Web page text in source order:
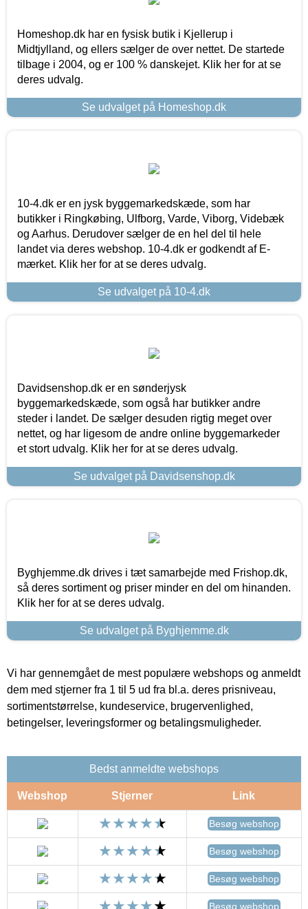
Homeshop.dk har en fysisk butik i Kjellerup i
Midtjylland, og ellers sælger de over nettet. De startede
tilbage i 2004, og er 100 % danskejet. Klik her for at se
deres udvalg.
Se udvalget på Homeshop.dk
10-4.dk er en jysk byggemarkedskæde, som har
butikker i Ringkøbing, Ulfborg, Varde, Viborg, Videbæk
og Aarhus. Derudover sælger de en hel del til hele
landet via deres webshop. 10-4.dk er godkendt af E-
mærket. Klik her for at se deres udvalg.
Se udvalget på 10-4.dk
Davidsenshop.dk er en sønderjysk
byggemarkedskæde, som også har butikker andre
steder i landet. De sælger desuden rigtig meget over
nettet, og har ligesom de andre online byggemarkeder
et stort udvalg. Klik her for at se deres udvalg.
Se udvalget på Davidsenshop.dk
Byghjemme.dk drives i tæt samarbejde med Frishop.dk,
så deres sortiment og priser minder en del om hinanden.
Klik her for at se deres udvalg.
Se udvalget på Byghjemme.dk
Vi har gennemgået de mest populære webshops og anmeldt
dem med stjerner fra 1 til 5 ud fra bl.a. deres prisniveau,
sortimentstørrelse, kundeservice, brugervenlighed,
betingelser, leveringsformer og betalingsmuligheder.
Bedst anmeldte webshops
Webshop Stjerner Link
Besøg webshop
Besøg webshop
Besøg webshop
Besøg webshop